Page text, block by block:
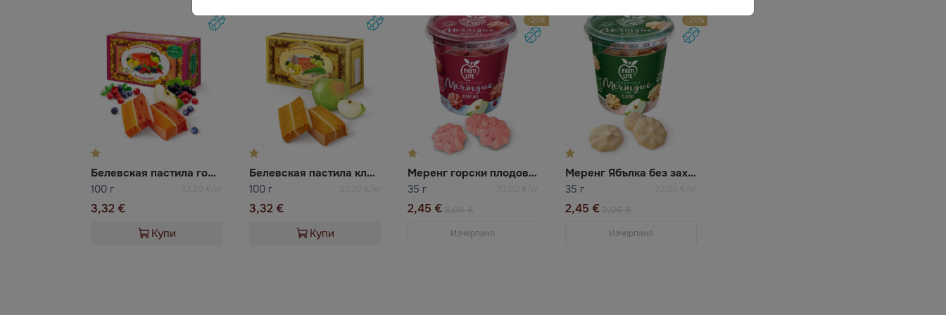
Белевская пастила горски плодове без захар
100 г 33,20 €/кг
3,32 €
Купи
Белевская пастила класик без захар
100 г 33,20 €/кг
3,32 €
Купи
-20%
Меренг горски плодове без захар
35 г 70,00 €/кг
2,45 €
Изчерпано
-20%
Меренг Ябълка без захар
35 г 70,00 €/кг
2,45 €
Изчерпано